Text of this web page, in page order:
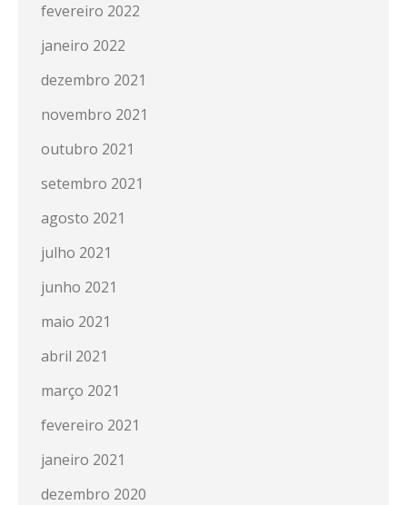
fevereiro 2022
janeiro 2022
dezembro 2021
novembro 2021
outubro 2021
setembro 2021
agosto 2021
julho 2021
junho 2021
maio 2021
abril 2021
março 2021
fevereiro 2021
janeiro 2021
dezembro 2020